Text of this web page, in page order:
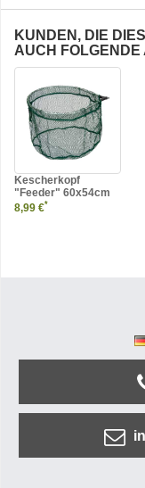
KUNDEN, DIE
AUCH
Kescherkopf
"Feeder" 60x54cm
8,99 €*